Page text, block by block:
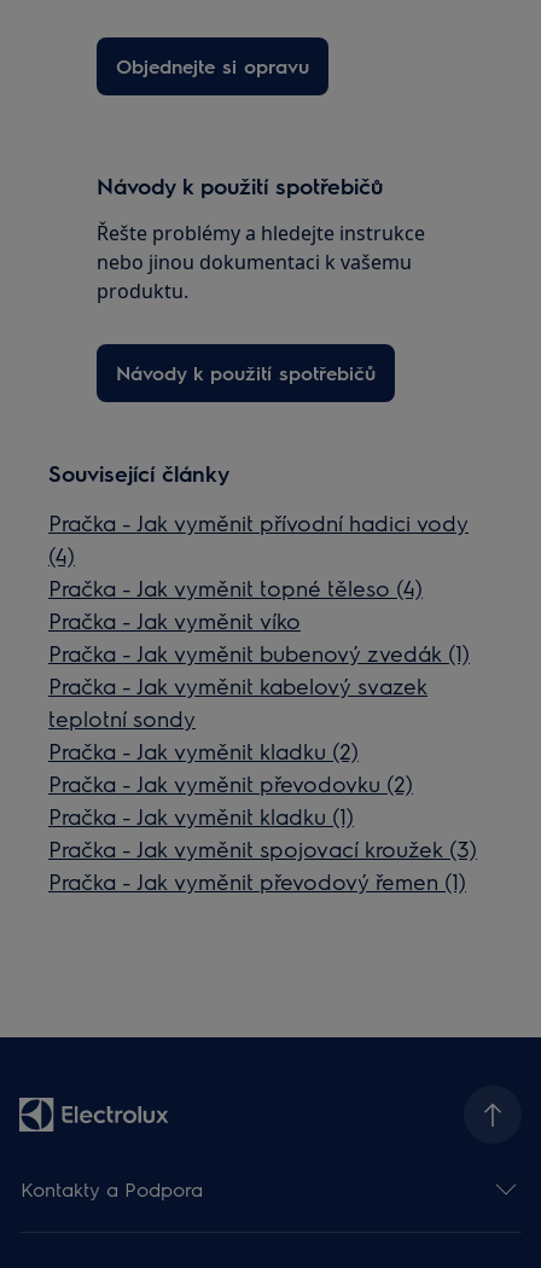
Objednejte si opravu
Návody k použití spotřebičů
Řešte problémy a hledejte instrukce
nebo jinou dokumentaci k vašemu
produktu.
Návody k použití spotřebičů
Související články
Pračka - Jak vyměnit přívodní hadici vody
(4)
Pračka - Jak vyměnit topné těleso (4)
Pračka - Jak vyměnit víko
Pračka - Jak vyměnit bubenový zvedák (1)
Pračka - Jak vyměnit kabelový svazek
teplotní sondy
Pračka - Jak vyměnit kladku (2)
Pračka - Jak vyměnit převodovku (2)
Pračka - Jak vyměnit kladku (1)
Pračka - Jak vyměnit spojovací kroužek (3)
Pračka - Jak vyměnit převodový řemen (1)
Kontakty a Podpora